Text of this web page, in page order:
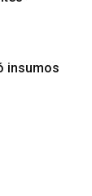
insumos